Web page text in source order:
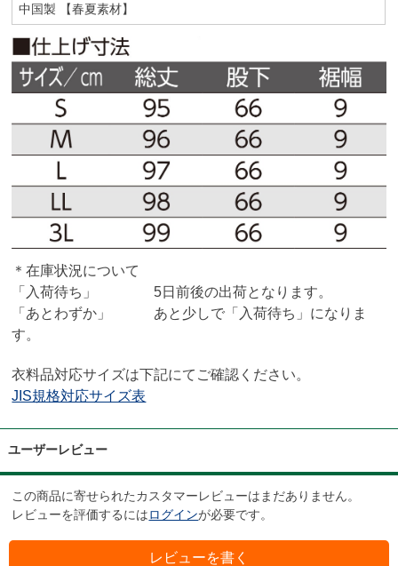
中国製 【春夏素材】
＊在庫状況について
「入荷待ち」 5日前後の出荷となります。
「あとわずか」 あと少しで「入荷待ち」になりま
す。
衣料品対応サイズは下記にてご確認ください。
JIS規格対応サイズ表
ユーザーレビュー
この商品に寄せられたカスタマーレビューはまだありません。
レビューを評価するにはログインが必要です。